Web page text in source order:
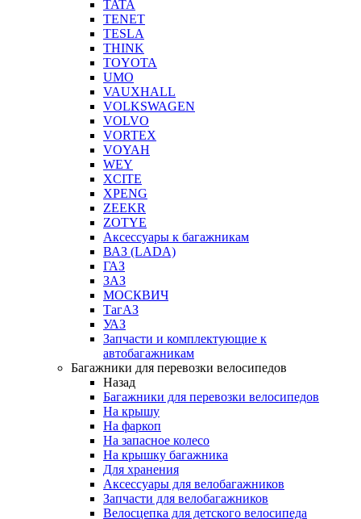
TATA
TENET
TESLA
THINK
TOYOTA
UMO
VAUXHALL
VOLKSWAGEN
VOLVO
VORTEX
VOYAH
WEY
XCITE
XPENG
ZEEKR
ZOTYE
Аксессуары к багажникам
ВАЗ (LADA)
ГАЗ
ЗАЗ
МОСКВИЧ
ТагАЗ
УАЗ
Запчасти и комплектующие к
автобагажникам
Багажники для перевозки велосипедов
Назад
Багажники для перевозки велосипедов
На крышу
На фаркоп
На запасное колесо
На крышку багажника
Для хранения
Аксессуары для велобагажников
Запчасти для велобагажников
Велосцепка для детского велосипеда